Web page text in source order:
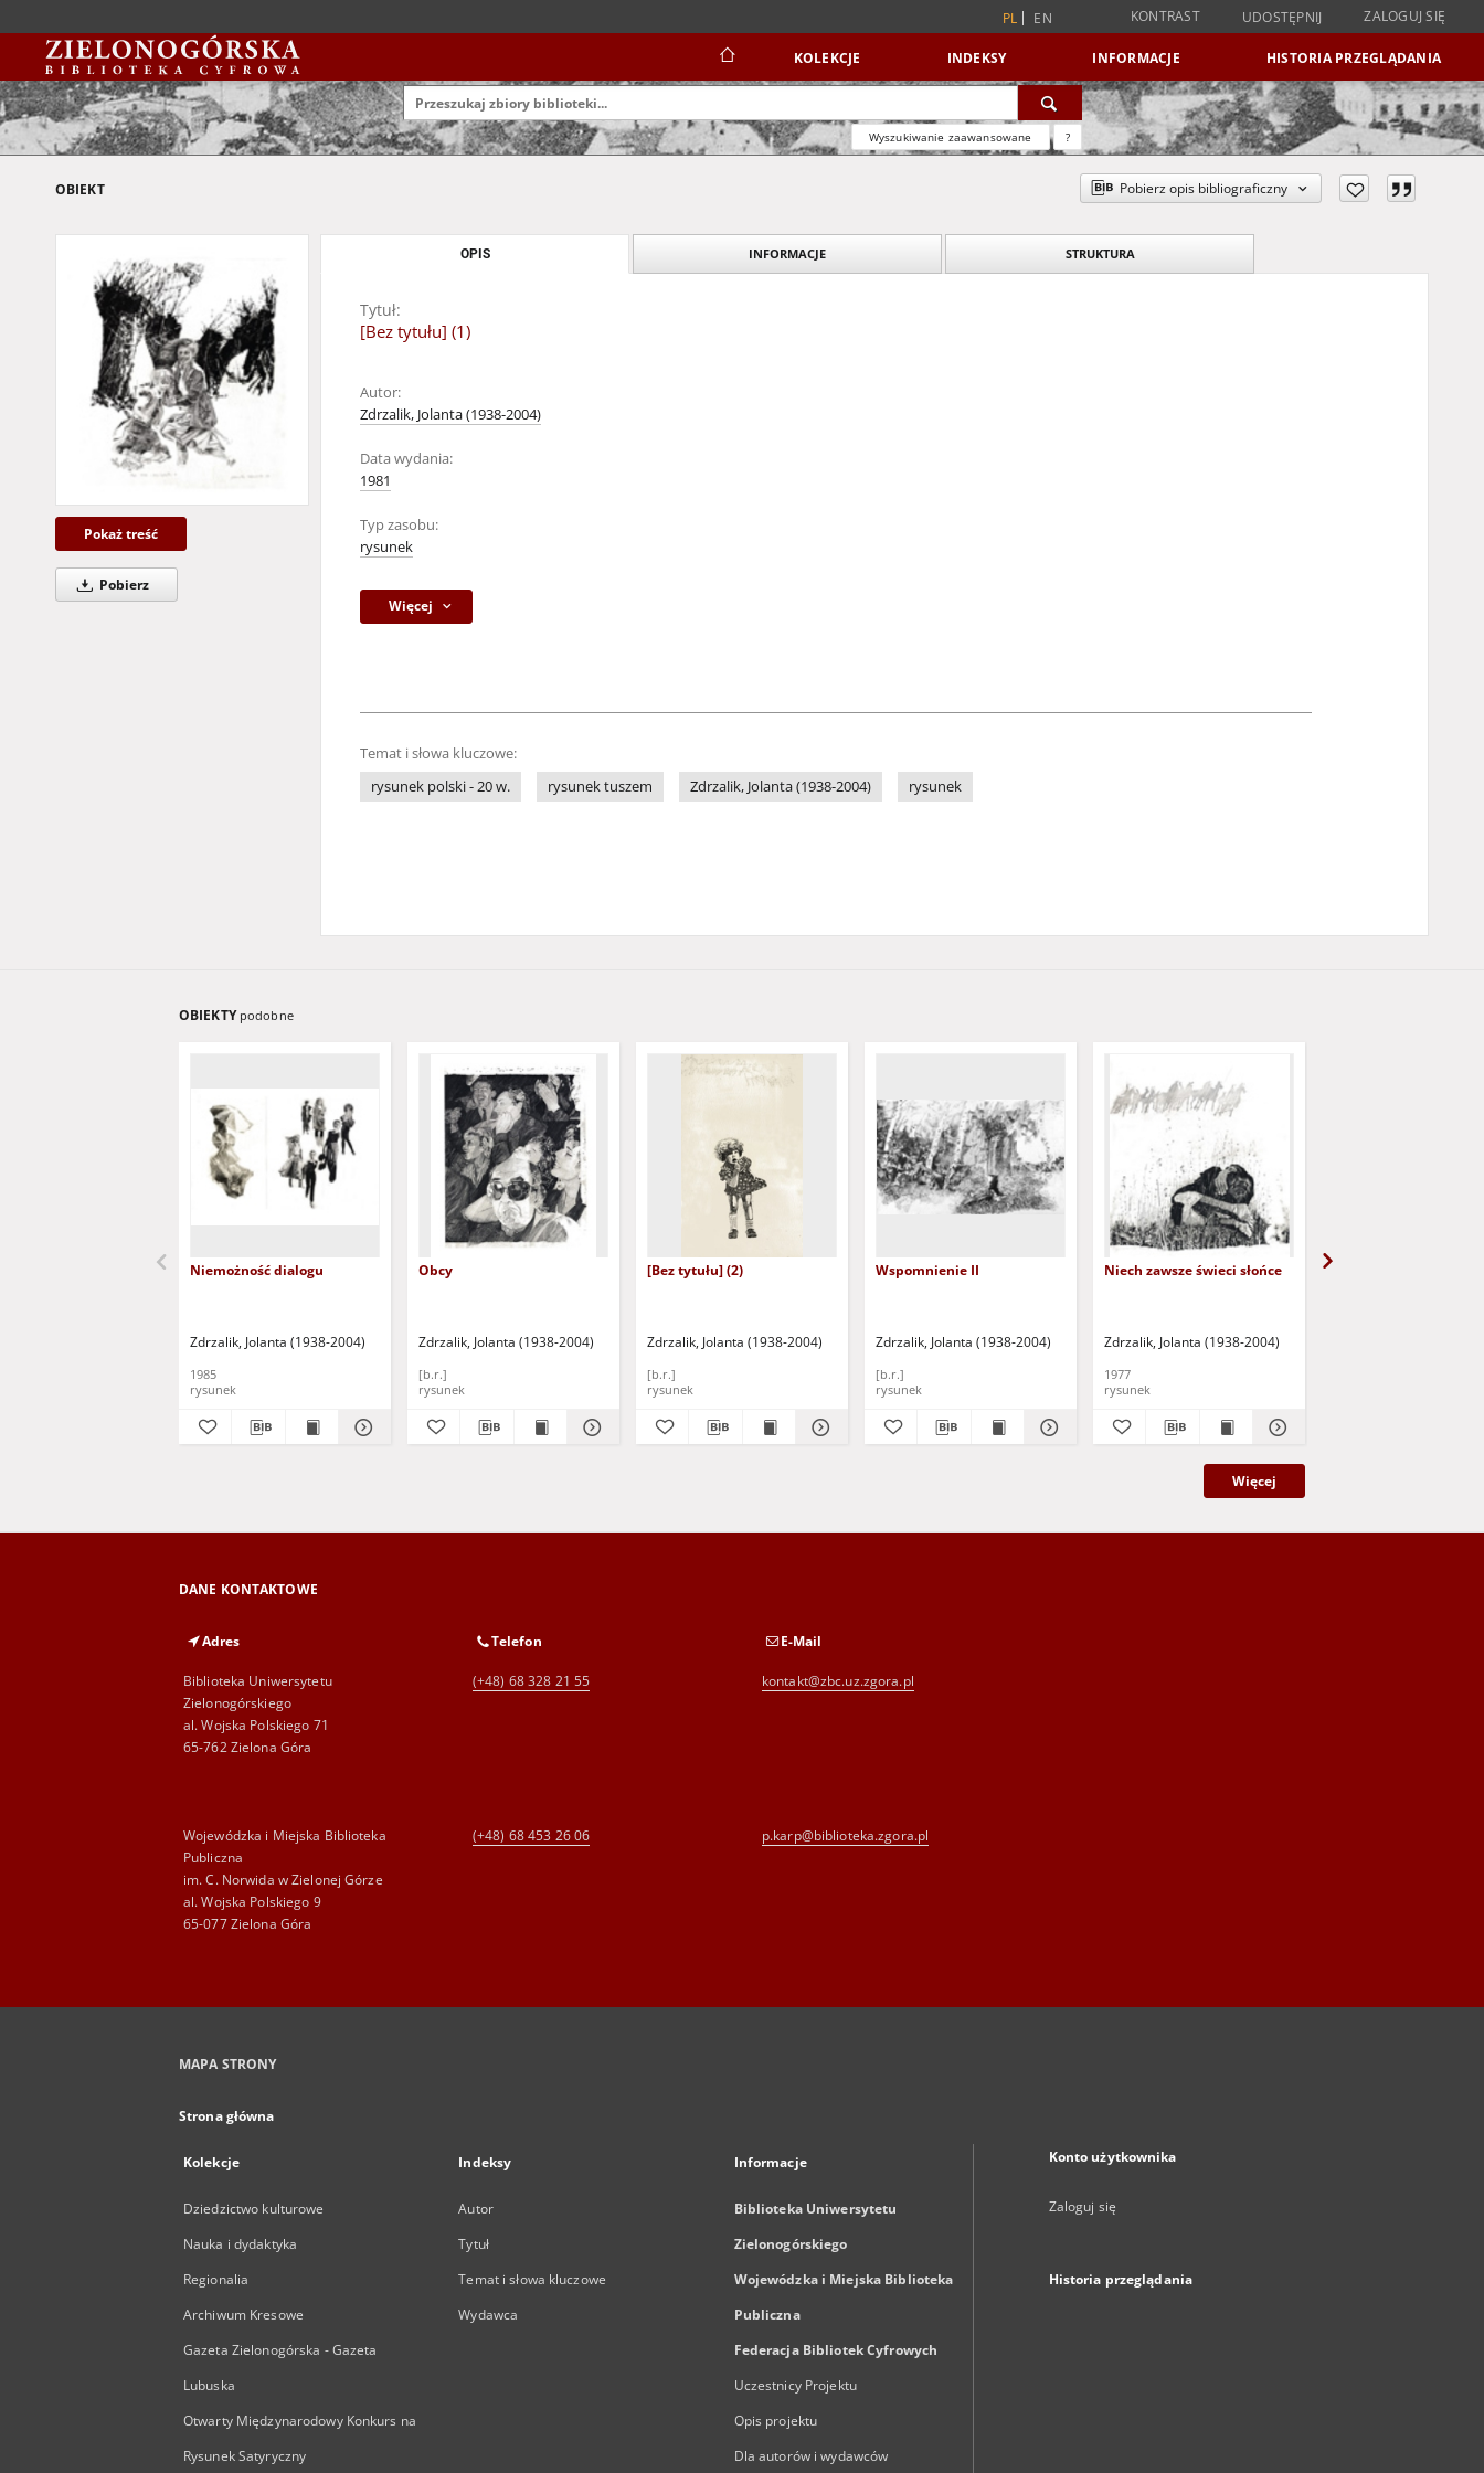
PL EN KONTRAST UDOSTĘPNIJ ZALOGUJ SIĘ
KOLEKCJE INDEKSY INFORMACJE HISTORIA PRZEGLĄDANIA
Wyszukiwanie zaawansowane ?
OBIEKT Pobierz opis bibliograficzny
Pokaż treść
Pobierz
OPIS INFORMACJE STRUKTURA
Tytuł:
[Bez tytułu] (1)
Autor:
Zdrzalik, Jolanta (1938-2004)
Data wydania:
1981
Typ zasobu:
rysunek
Więcej
Temat i słowa kluczowe:
rysunek polski - 20 w.
rysunek tuszem Zdrzalik, Jolanta (1938-2004) rysunek
OBIEKTY podobne
Niemożność dialogu
Zdrzalik, Jolanta (1938-2004)
1985
rysunek
Obcy
Zdrzalik, Jolanta (1938-2004)
[b.r.]
rysunek
[Bez tytułu] (2)
Zdrzalik, Jolanta (1938-2004)
[b.r.]
rysunek
Wspomnienie II
Zdrzalik, Jolanta (1938-2004)
[b.r.]
rysunek
Niech zawsze świeci słońce
Zdrzalik, Jolanta (1938-2004)
1977
rysunek
Więcej
DANE KONTAKTOWE
Adres
Biblioteka Uniwersytetu
Zielonogórskiego
al. Wojska Polskiego 71
65-762 Zielona Góra
Telefon
(+48) 68 328 21 55
E-Mail
kontakt@zbc.uz.zgora.pl
Wojewódzka i Miejska Biblioteka
Publiczna
im. C. Norwida w Zielonej Górze
al. Wojska Polskiego 9
65-077 Zielona Góra
(+48) 68 453 26 06 p.karp@biblioteka.zgora.pl
MAPA STRONY
Strona główna
Kolekcje
Dziedzictwo kulturowe
Nauka i dydaktyka
Regionalia
Archiwum Kresowe
Gazeta Zielonogórska - Gazeta
Lubuska
Otwarty Międzynarodowy Konkurs na
Rysunek Satyryczny
Indeksy
Autor
Tytuł
Temat i słowa kluczowe
Wydawca
Informacje
Biblioteka Uniwersytetu
Zielonogórskiego
Wojewódzka i Miejska Biblioteka
Publiczna
Federacja Bibliotek Cyfrowych
Uczestnicy Projektu
Opis projektu
Dla autorów i wydawców
Konto użytkownika
Zaloguj się
Historia przeglądania